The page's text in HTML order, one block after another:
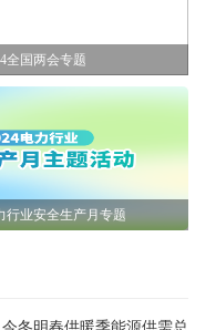
全国两会专题
行业安全生产月专题